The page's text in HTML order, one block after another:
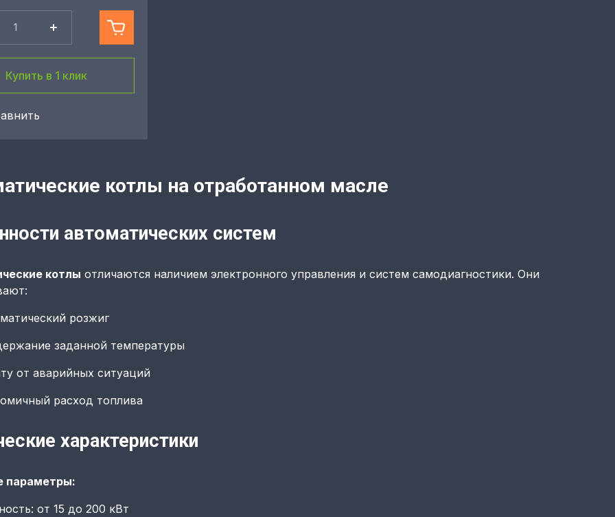
Купить в 1 клик
котлы на отработанном масле
автоматических систем
котлы отличаются наличием электронного управления и систем самодиагностики. Они
розжиг
заданной температуры
от аварийных ситуаций
расход топлива
характеристики
параметры:
от 15 до 200 кВт